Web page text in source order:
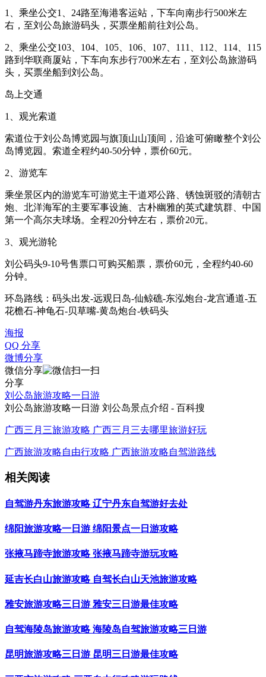
1、乘坐公交1、24路至海港客运站，下车向南步行500米左
右，至刘公岛旅游码头，买票坐船前往刘公岛。
2、乘坐公交103、104、105、106、107、111、112、114、115
路到华联商厦站，下车向东步行700米左右，至刘公岛旅游码
头，买票坐船到刘公岛。
岛上交通
1、观光索道
索道位于刘公岛博览园与旗顶山山顶间，沿途可俯瞰整个刘公
岛博览园。索道全程约40-50分钟，票价60元。
2、游览车
乘坐景区内的游览车可游览主干道邓公路、锈蚀斑驳的清朝古
炮、北洋海军的主要军事设施、古朴幽雅的英式建筑群、中国
第一个高尔夫球场。全程20分钟左右，票价20元。
3、观光游轮
刘公码头9-10号售票口可购买船票，票价60元，全程约40-60
分钟。
环岛路线：码头出发-远观日岛-仙鲸礁-东泓炮台-龙宫通道-五
花檐石-神龟石-贝草嘴-黄岛炮台-铁码头
海报
QQ 分享
微博分享
微信分享
分享
刘公岛旅游攻略一日游
刘公岛旅游攻略一日游 刘公岛景点介绍 - 百科搜
广西三月三旅游攻略 广西三月三去哪里旅游好玩
广西旅游攻略自由行攻略 广西旅游攻略自驾游路线
相关阅读
自驾游丹东旅游攻略 辽宁丹东自驾游好去处
绵阳旅游攻略一日游 绵阳景点一日游攻略
张掖马蹄寺旅游攻略 张掖马蹄寺游玩攻略
延吉长白山旅游攻略 自驾长白山天池旅游攻略
雅安旅游攻略三日游 雅安三日游最佳攻略
自驾海陵岛旅游攻略 海陵岛自驾旅游攻略三日游
昆明旅游攻略三日游 昆明三日游最佳攻略